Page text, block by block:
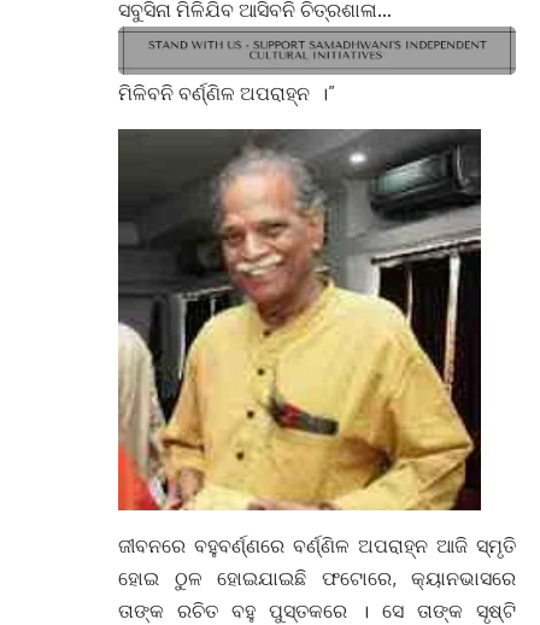
ସବୁସିନା ମିଳିଯିବ ଆସିବନି ଚିତ୍ରଶାଳା…
ମିଳିବନି ବର୍ଣ୍ଣିଳ ଅପରାହ୍ନ ।”
ଜୀବନରେ ବହୁବର୍ଣ୍ଣରେ ବର୍ଣ୍ଣିଳ ଅପରାହ୍ନ ଆଜି ସ୍ମୃତି
ହୋଇ ଠୁଳ ହୋଇଯାଇଛି ଫଟୋରେ, କ୍ୟାନଭାସରେ
ତାଙ୍କ ରଚିତ ବହୁ ପୁସ୍ତକରେ । ସେ ତାଙ୍କ ସୃଷ୍ଟି